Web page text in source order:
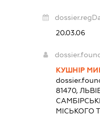
20.03.06
КУШНІР
81470,
МІСЬКОГО